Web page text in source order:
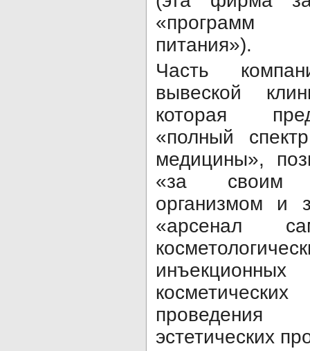
«программ
питания»).
Часть
вывеской
которая
«полный
медицины»,
«за своим
организмом и
«арсенал
эстетических